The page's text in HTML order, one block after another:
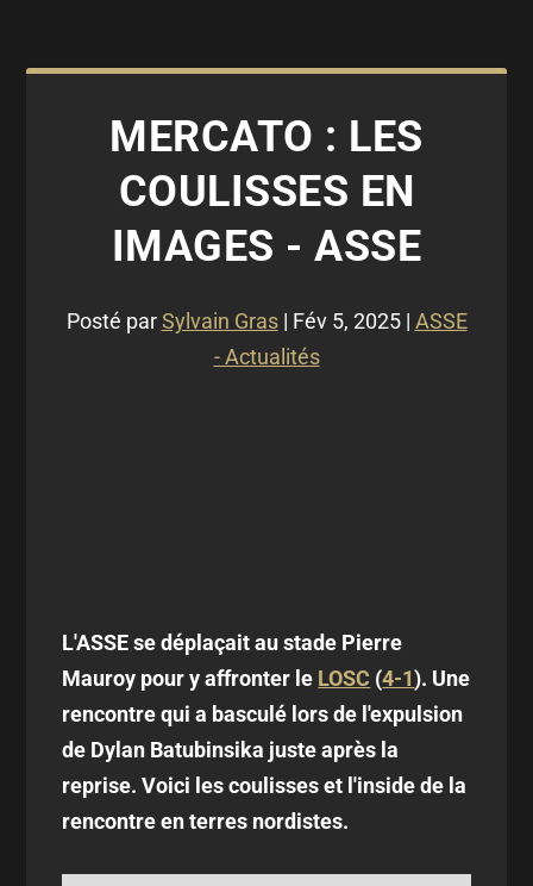
MERCATO : LES
COULISSES EN
IMAGES - ASSE
Posté parSylvain Gras| Fév 5, 2025| ASSE
- Actualités
L'ASSE se déplaçait au stade Pierre
Mauroy pour y affronter le LOSC (4-1). Une
rencontre qui a basculé lors de l'expulsion
de Dylan Batubinsika juste après la
reprise. Voici les coulisses et l'inside de la
rencontre en terres nordistes.